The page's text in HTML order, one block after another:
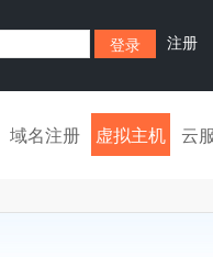
注册
域名注册 虚拟主机 云